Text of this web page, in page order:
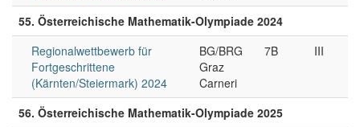
55. Österreichische Mathematik-Olympiade 2024
Regionalwettbewerb für
Fortgeschrittene
(Kärnten/Steiermark) 2024
BG/BRG
Graz
Carneri
7B III
56. Österreichische Mathematik-Olympiade 2025